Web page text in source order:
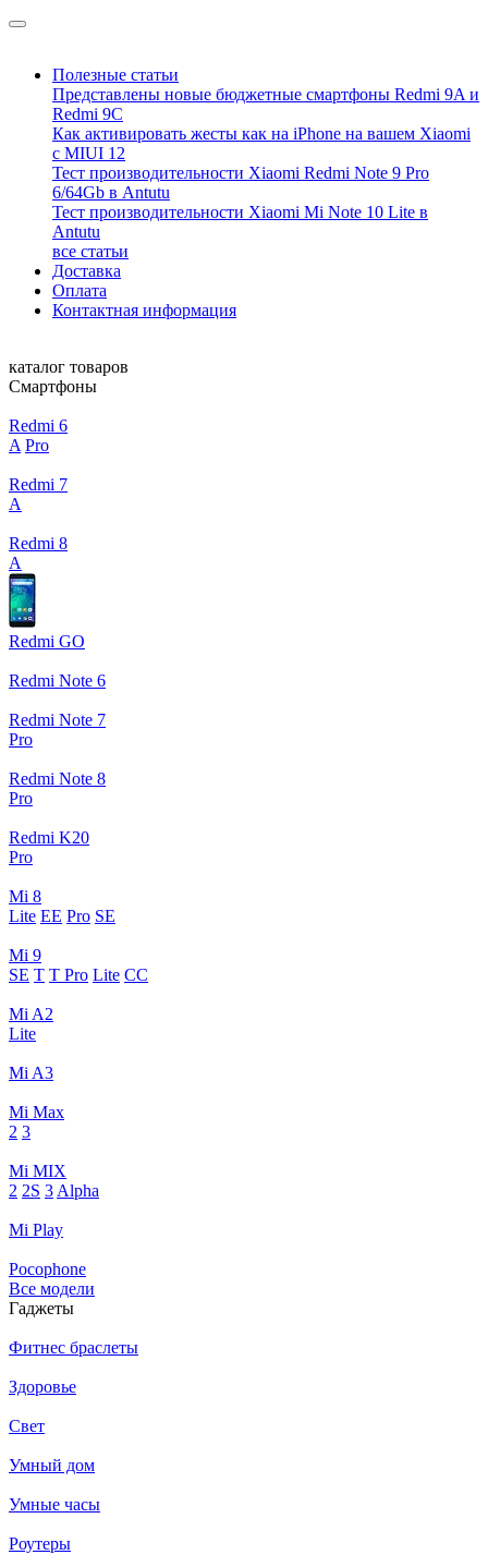
Полезные статьи
Представлены новые бюджетные смартфоны Redmi 9A и
Redmi 9C
Как активировать жесты как на iPhone на вашем Xiaomi
с MIUI 12
Тест производительности Xiaomi Redmi Note 9 Pro
6/64Gb в Antutu
Тест производительности Xiaomi Mi Note 10 Lite в
Antutu
все статьи
Доставка
Оплата
Контактная информация
каталог товаров
Смартфоны
Redmi 6
A Pro
Redmi 7
A
Redmi 8
A
Redmi GO
Redmi Note 6
Redmi Note 7
Pro
Redmi Note 8
Pro
Redmi K20
Pro
Mi 8
Lite EE Pro SE
Mi 9
SE T T Pro Lite CC
Mi A2
Lite
Mi A3
Mi Max
2 3
Mi MIX
2 2S 3 Alpha
Mi Play
Pocophone
Все модели
Гаджеты
Фитнес браслеты
Здоровье
Свет
Умный дом
Умные часы
Роутеры